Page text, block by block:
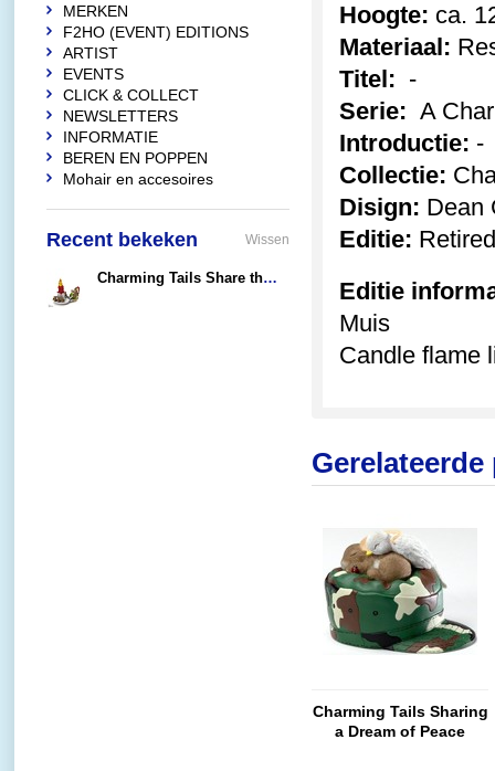
Hoogte: ca.
Materiaal:
Titel: -
Serie: A
Introductie: -
Collectie:
Disign: Dean
Editie: Retired
Editie
Muis
Candle flame
Charming Tails Sharing
a Dream of Peace
MERKEN
F2HO (EVENT) EDITIONS
ARTIST
EVENTS
CLICK & COLLECT
NEWSLETTERS
INFORMATIE
BEREN EN POPPEN
Mohair en accesoires
Recent bekeken Wissen
Charming Tails Share the Story of Christmas